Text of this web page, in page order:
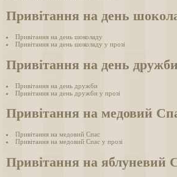
Привітання на день
Привітання на день шоколаду
Привітання на день шоколаду у прозі
Привітання на день дружби
Привітання на день дружби
Привітання на день дружби у прозі
Привітання на медовий
Привітання на медовий Спас
Привітання на медовий Спас у прозі
Привітання на яблуневий